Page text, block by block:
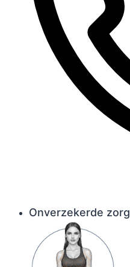
Onverzekerde zorg